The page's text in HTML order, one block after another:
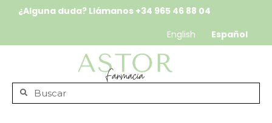
¿Alguna duda? Llámanos +34 965 46 88 04
English
Español